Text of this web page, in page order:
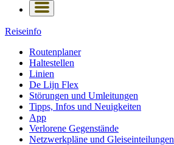
Reiseinfo
Routenplaner
Haltestellen
Linien
De Lijn Flex
Störungen und Umleitungen
Tipps, Infos und Neuigkeiten
App
Verlorene Gegenstände
Netzwerkpläne und Gleiseinteilungen